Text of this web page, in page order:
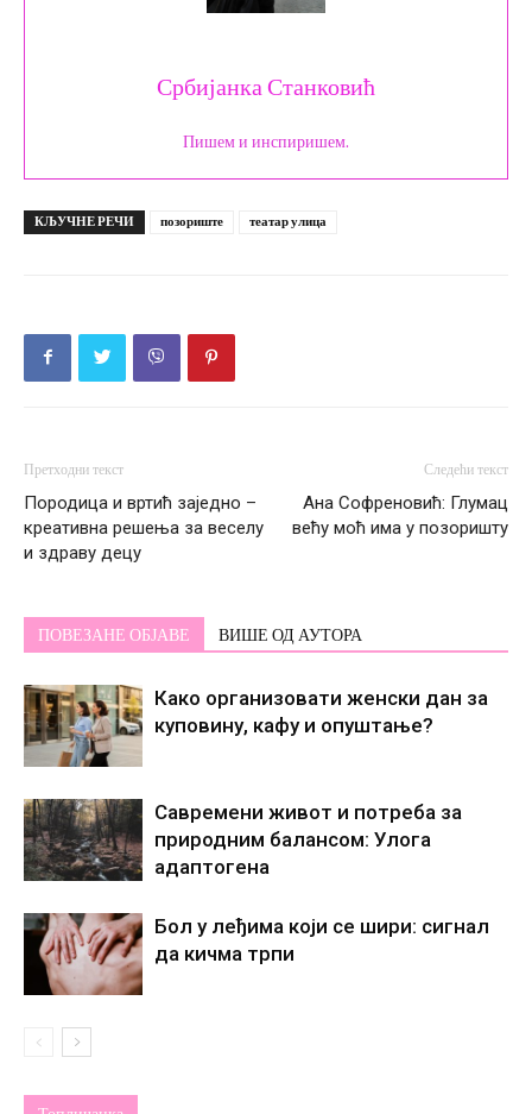
Србијанка Станковић
Пишем и инспиришем.
КЉУЧНЕ РЕЧИ позориште театар улица
Претходни текст
Породица и вртић заједно –
креативна решења за веселу
и здраву децу
Следећи текст
Ана Софреновић: Глумац
већу моћ има у позоришту
ПОВЕЗАНЕ ОБЈАВЕ ВИШЕ ОД АУТОРА
Како организовати женски дан за
куповину, кафу и опуштање?
Савремени живот и потреба за
природним балансом: Улога
адаптогена
Бол у леђима који се шири: сигнал
да кичма трпи